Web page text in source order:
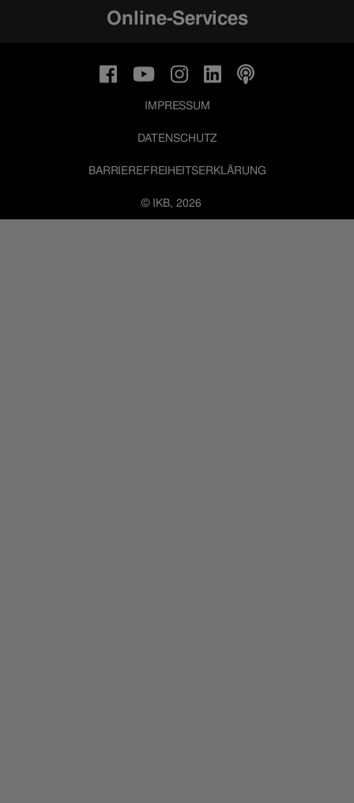
Online-Services
© IKB, 2026
IMPRESSUM
DATENSCHUTZ
BARRIEREFREIHEITSERKLÄRUNG